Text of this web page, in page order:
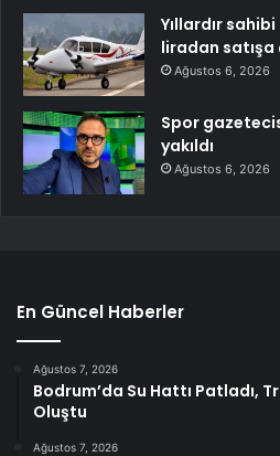
Yıllardır
liradan satışa
Ağustos 6, 2026
Spor
yakıldı
Ağustos 6, 2026
En Güncel Haberler
Ağustos 7, 2026
Bodrum’da Su Hattı Patladı,
Oluştu
Ağustos 7, 2026